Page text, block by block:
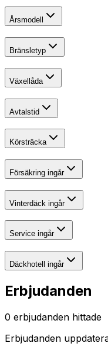
Årsmodell
Bränsletyp
Växellåda
Avtalstid
Körsträcka
Försäkring ingår
Vinterdäck ingår
Service ingår
Däckhotell ingår
Erbjudanden
0 erbjudanden hittade
Erbjudanden